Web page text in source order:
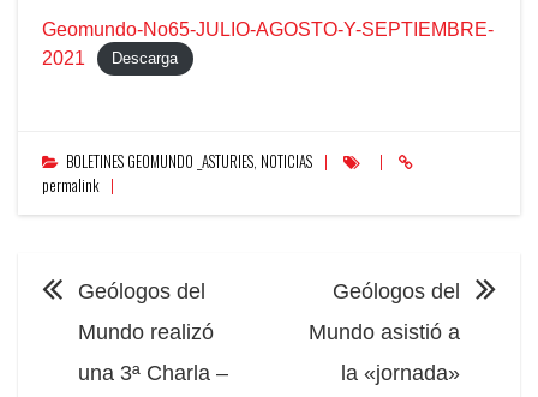
Geomundo-No65-JULIO-AGOSTO-Y-SEPTIEMBRE-
2021
Descarga
BOLETINES GEOMUNDO _ASTURIES, NOTICIAS
permalink
NAVEGACIÓN
Geólogos del
Mundo realizó
una 3ª Charla –
Geólogos del
Mundo asistió a
la «jornada»